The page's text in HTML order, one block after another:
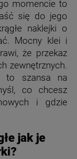
momencie to
się do jego
naklejki o
Mocny klei i
że przekaz
zewnętrznych.
to szansa na
co chcesz
i gdzie
jak je